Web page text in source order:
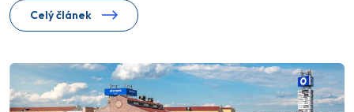
Celý článek